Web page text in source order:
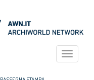
Toggle